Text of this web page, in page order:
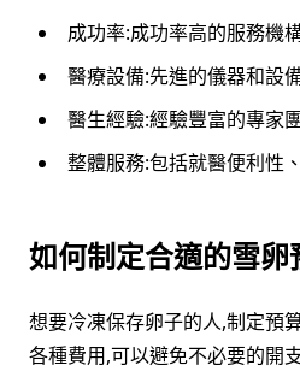
成功率:成功率高的服務機
醫療設備:先進的儀器和設
醫生經驗:經驗豐富的專家
整體服務:包括就醫便利性
如何制定合適的雪卵
想要冷凍保存卵子的人,制定預
各種費用,可以避免不必要的開